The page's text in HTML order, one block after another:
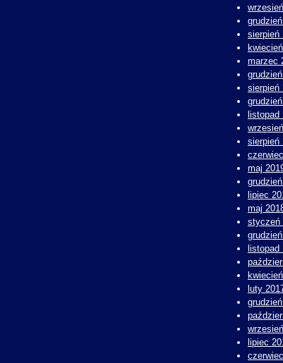
sierpień
marzec
sierpień
listopad
sierpień
maj
lipiec
maj
styczeń
listopad
luty
lipiec